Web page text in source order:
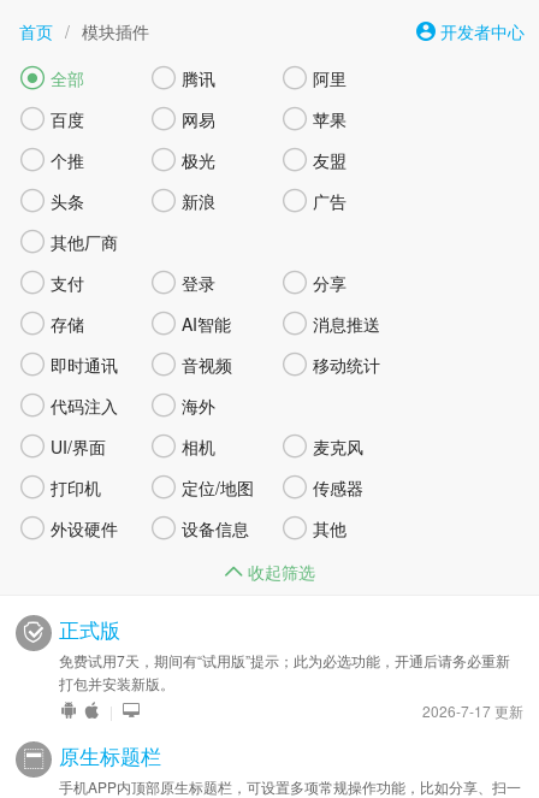
首页 / 模块插件 开发者中心
 全部  腾讯  阿里
 百度  网易  苹果
 个推  极光  友盟
 头条  新浪  广告
 其他厂商
 支付  登录  分享
 存储  AI智能  消息推送
 即时通讯  音视频  移动统计
 代码注入  海外
 UI/界面  相机  麦克风
 打印机  定位/地图  传感器
 外设硬件  设备信息  其他
收起筛选
正式版
免费试用7天，期间有“试用版”提示；此为必选功能，开通后请务必重新
打包并安装新版。
|
2026-7-17 更新
原生标题栏
手机APP内顶部原生标题栏，可设置多项常规操作功能，比如分享、扫一